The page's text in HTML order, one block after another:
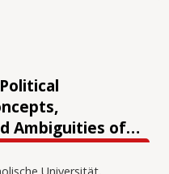
Ambiguities of